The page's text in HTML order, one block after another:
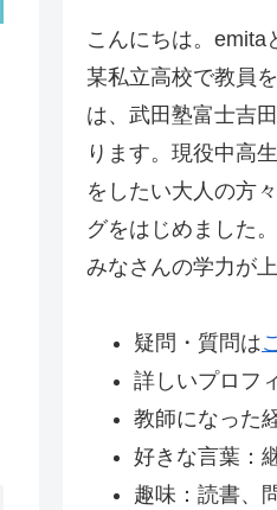
こんにちは。emita
某私立高校で教員
は、武田塾富士吉
ります。現役中高
をしたい大人の方
グをはじめました
みなさんの学力が
疑問・質問は
詳しいプロフ
教師になった
好きな言葉：
趣味：読書、